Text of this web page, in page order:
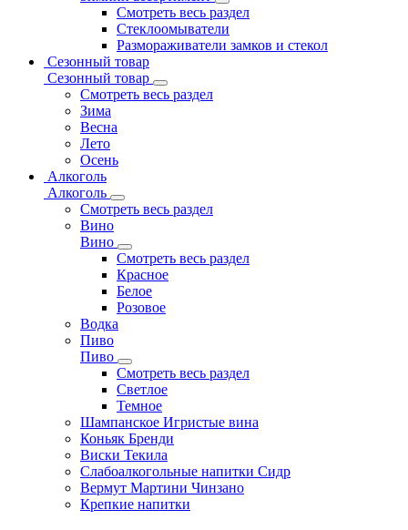
Смотреть весь раздел
Стеклоомыватели
Размораживатели замков и стекол
Сезонный товар
Сезонный товар
Смотреть весь раздел
Зима
Весна
Лето
Осень
Алкоголь
Алкоголь
Смотреть весь раздел
Вино
Вино
Смотреть весь раздел
Красное
Белое
Розовое
Водка
Пиво
Пиво
Смотреть весь раздел
Cветлое
Темное
Шампанское Игристые вина
Коньяк Бренди
Виски Текила
Слабоалкогольные напитки Сидр
Вермут Мартини Чинзано
Крепкие напитки